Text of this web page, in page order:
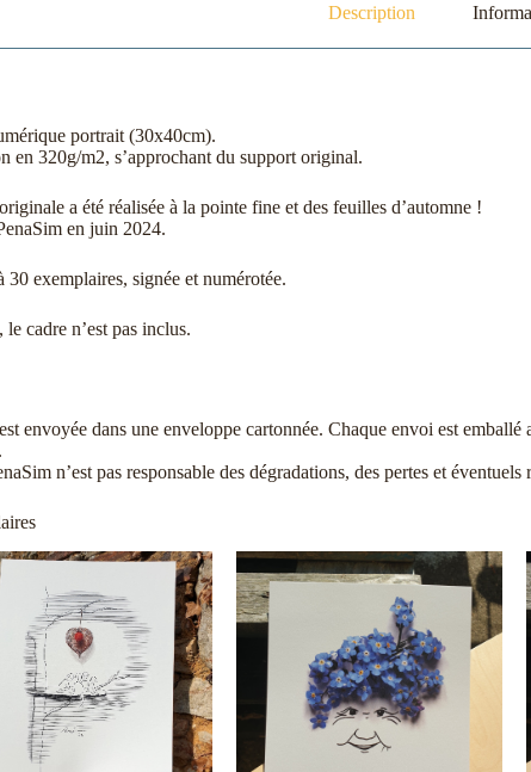
Description
portrait (30x40cm).
en 320g/m2, s’approchant du support original.
a été réalisée à la pointe fine et des feuilles d’automne !
en juin 2024.
30 exemplaires, signée et numérotée.
le cadre n’est pas inclus.
envoyée dans une enveloppe cartonnée. Chaque envoi est
n’est pas responsable des dégradations, des pertes et